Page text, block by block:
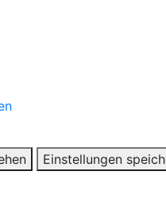
Einstellungen